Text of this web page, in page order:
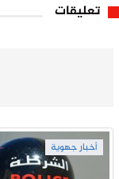
تعليقات
أخبار جهوية